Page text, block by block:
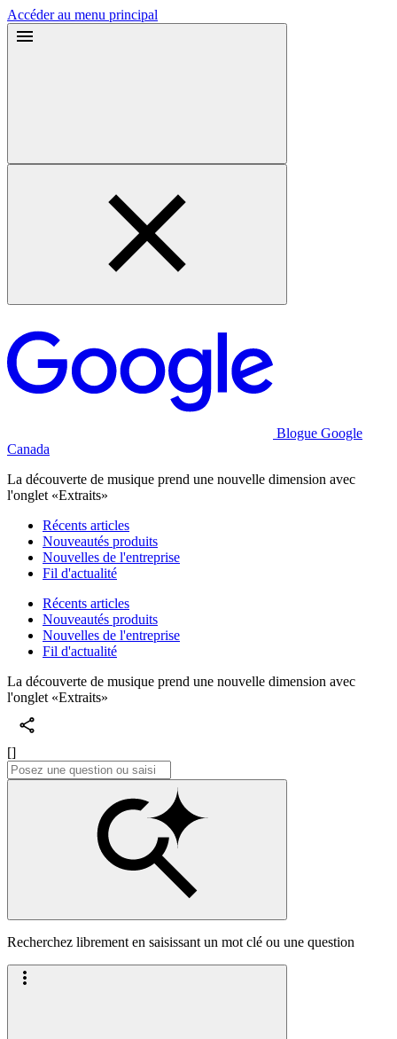
Accéder au menu principal
Blogue Google
Canada
La découverte de musique prend une nouvelle dimension avec
l'onglet «Extraits»
Récents articles
Nouveautés produits
Nouvelles de l'entreprise
Fil d'actualité
Récents articles
Nouveautés produits
Nouvelles de l'entreprise
Fil d'actualité
La découverte de musique prend une nouvelle dimension avec
l'onglet «Extraits»
[]
Recherchez librement en saisissant un mot clé ou une question